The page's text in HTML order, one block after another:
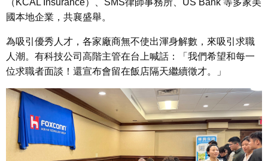
（KCAL Insurance）、SMS律師事務所、US Bank 等多家美
國本地企業，共襄盛舉。
為吸引優秀人才，各家廠商無不使出渾身解數，來吸引求職
人潮。有科技公司高階主管在台上喊話：「我們希望和每一
位求職者面談！還宣布會留在飯店隔天繼續徵才。」